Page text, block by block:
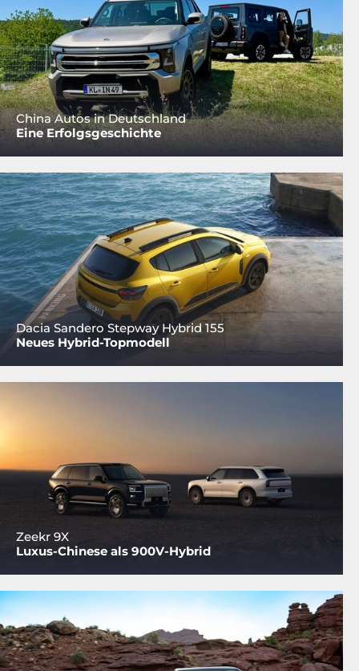
China Autos in Deutschland
Eine Erfolgsgeschichte
Dacia Sandero Stepway Hybrid 155
Neues Hybrid-Topmodell
Zeekr 9X
Luxus-Chinese als 900V-Hybrid